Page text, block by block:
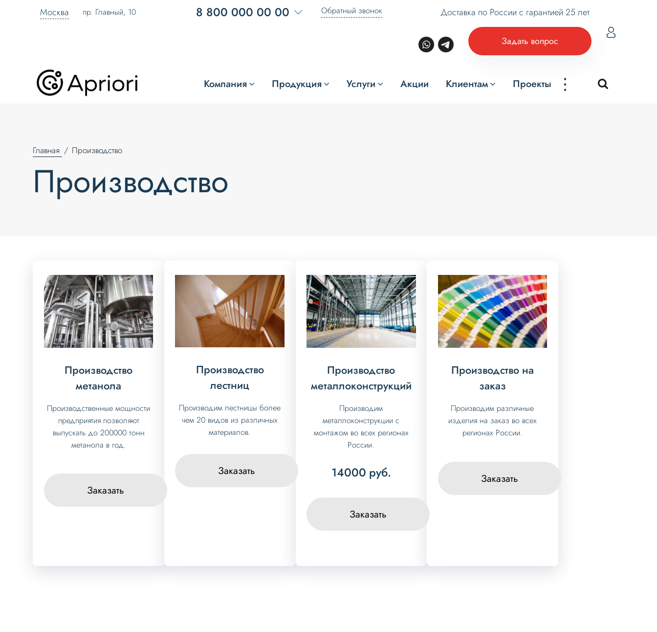
Москва пр. Главный, 10 8 800 000 00 00 Обратный звонок Доставка по России с гарантией 25 лет
Задать вопрос
Компания Продукция Услуги Акции Клиентам Проекты ...
Главная Производство
Производство
Производство
метанола
Производственные мощности
предприятия позволяют
выпускать до 200000 тонн
метанола в год.
Заказать
Производство
лестниц
Производим лестницы более
чем 20 видов из различных
материалов.
Заказать
Производство
металлоконструкций
Производим
металлоконструкции с
монтажом во всех регионах
России.
14000 руб.
Заказать
Производство на
заказ
Производим различные
изделия на заказ во всех
регионах России.
Заказать